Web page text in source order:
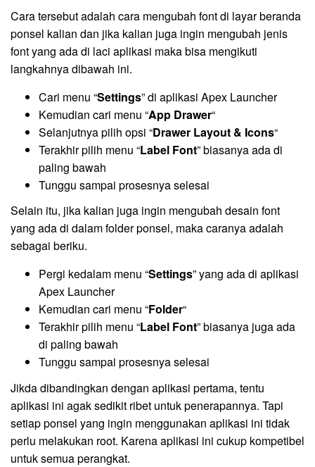
Cara tersebut adalah cara mengubah font di layar beranda
ponsel kalian dan jika kalian juga ingin mengubah jenis
font yang ada di laci aplikasi maka bisa mengikuti
langkahnya dibawah ini.
Cari menu “Settings” di aplikasi Apex Launcher
Kemudian cari menu “App Drawer“
Selanjutnya pilih opsi “Drawer Layout & Icons“
Terakhir pilih menu “Label Font” biasanya ada di
paling bawah
Tunggu sampai prosesnya selesai
Selain itu, jika kalian juga ingin mengubah desain font
yang ada di dalam folder ponsel, maka caranya adalah
sebagai beriku.
Pergi kedalam menu “Settings” yang ada di aplikasi
Apex Launcher
Kemudian cari menu “Folder“
Terakhir pilih menu “Label Font” biasanya juga ada
di paling bawah
Tunggu sampai prosesnya selesai
Jikda dibandingkan dengan aplikasi pertama, tentu
aplikasi ini agak sedikit ribet untuk penerapannya. Tapi
setiap ponsel yang ingin menggunakan aplikasi ini tidak
perlu melakukan root. Karena aplikasi ini cukup kompetibel
untuk semua perangkat.